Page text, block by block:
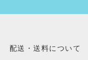
配送・送料について